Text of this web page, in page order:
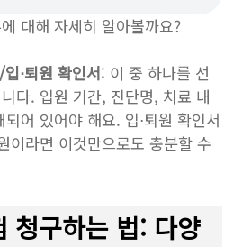
대해 자세히 알아볼까요?
⋅퇴원 확인서: 이 중 하나를 선
다. 입원 기간, 진단명, 치료 내
어 있어야 해요. 입⋅퇴원 확인서
이라면 이것만으로도 충분할 수
청구하는 법: 다양